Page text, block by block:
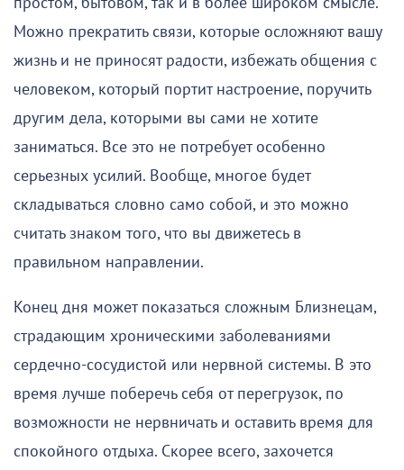
Можно прекратить связи, которые осложняют вашу
жизнь и не приносят радости, избежать общения с
человеком, который портит настроение, поручить
другим дела, которыми вы сами не хотите
заниматься. Все это не потребует особенно
серьезных усилий. Вообще, многое будет
складываться словно само собой, и это можно
считать знаком того, что вы движетесь в
правильном направлении.
Конец дня может показаться сложным Близнецам,
страдающим хроническими заболеваниями
сердечно-сосудистой или нервной системы. В это
время лучше поберечь себя от перегрузок, по
возможности не нервничать и оставить время для
спокойного отдыха. Скорее всего, захочется